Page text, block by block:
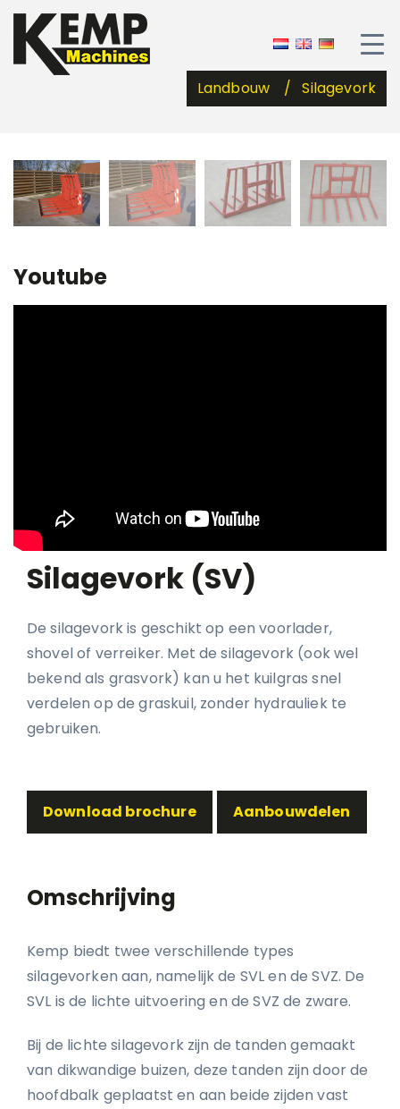
Landbouw Silagevork
Youtube
Silagevork (SV)
De silagevork is geschikt op een voorlader,
shovel of verreiker. Met de silagevork (ook wel
bekend als grasvork) kan u het kuilgras snel
verdelen op de graskuil, zonder hydrauliek te
gebruiken.
Download brochure Aanbouwdelen
Omschrijving
Kemp biedt twee verschillende types
silagevorken aan, namelijk de SVL en de SVZ. De
SVL is de lichte uitvoering en de SVZ de zware.
Bij de lichte silagevork zijn de tanden gemaakt
van dikwandige buizen, deze tanden zijn door de
hoofdbalk geplaatst en aan beide zijden vast